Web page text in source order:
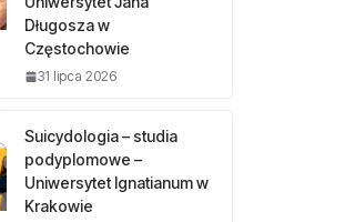
Długosza w
Częstochowie
31 lipca 2026
Suicydologia – studia
podyplomowe –
Uniwersytet Ignatianum w
Krakowie